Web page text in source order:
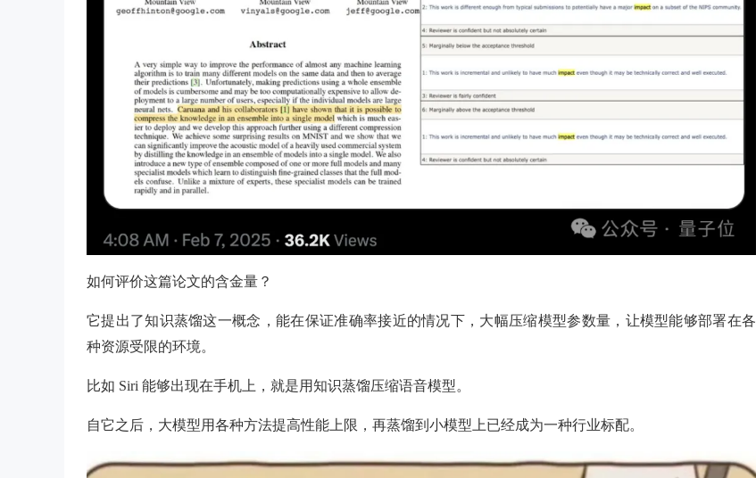
如何评价这篇论文的含金量？
它提出了知识蒸馏这一概念，能在保证准确率接近的情况下，大幅压缩模型参数量，让模型能够部署在各
种资源受限的环境。
比如 Siri 能够出现在手机上，就是用知识蒸馏压缩语音模型。
自它之后，大模型用各种方法提高性能上限，再蒸馏到小模型上已经成为一种行业标配。